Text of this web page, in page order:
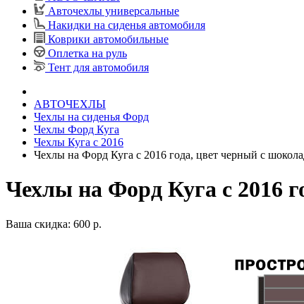
Авточехлы универсальные
Накидки на сиденья автомобиля
Коврики автомобильные
Оплетка на руль
Тент для автомобиля
АВТОЧЕХЛЫ
Чехлы на сиденья Форд
Чехлы Форд Куга
Чехлы Куга с 2016
Чехлы на Форд Куга с 2016 года, цвет черный с
Чехлы на Форд Куга с 2016
Ваша скидка: 600 р.